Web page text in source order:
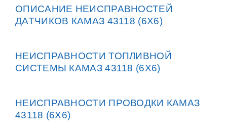
ОПИСАНИЕ НЕИСПРАВНОСТЕЙ
ДАТЧИКОВ КАМАЗ 43118 (6Х6)
НЕИСПРАВНОСТИ ТОПЛИВНОЙ
СИСТЕМЫ КАМАЗ 43118 (6Х6)
НЕИСПРАВНОСТИ ПРОВОДКИ КАМАЗ
43118 (6Х6)